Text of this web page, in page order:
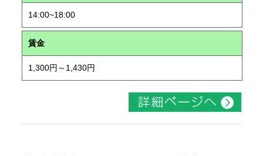
14:00~18:00
賃金
1,300円～1,430円